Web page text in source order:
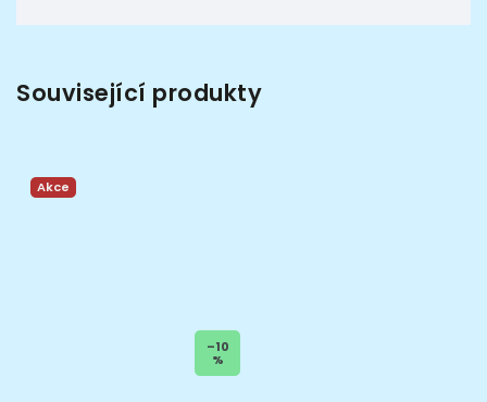
Související produkty
Akce
–10
%